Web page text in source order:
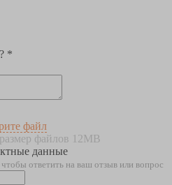
*
файл
файлов 12MB
данные
ответить на ваш отзыв или вопрос